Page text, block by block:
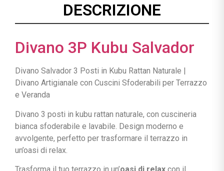
DESCRIZIONE
Divano 3P Kubu Salvador
Divano Salvador 3 Posti in Kubu Rattan Naturale |
Divano Artigianale con Cuscini Sfoderabili per Terrazzo
e Veranda
Divano 3 posti in kubu rattan naturale, con cuscineria
bianca sfoderabile e lavabile. Design moderno e
avvolgente, perfetto per trasformare il terrazzo in
un’oasi di relax.